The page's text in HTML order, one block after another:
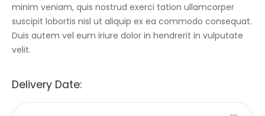
minim veniam, quis nostrud exerci tation ullamcorper
suscipit lobortis nisl ut aliquip ex ea commodo consequat.
Duis autem vel eum iriure dolor in hendrerit in vulputate
velit.
Delivery Date: